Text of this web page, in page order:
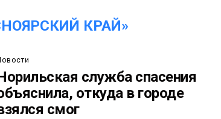
КРАЙ»
служба спасения
откуда в городе
смог